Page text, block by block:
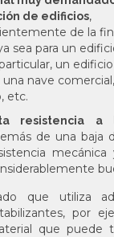
de edificios,
de la
sea para un
un
una nave
etc.
resistencia a
de una baja
que utiliza
por
que puede